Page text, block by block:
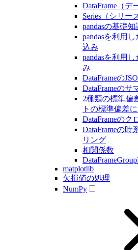
DataFrame（デ
Series（シリー
pandasの基礎知
pandasを利用
込み
pandasを利用
み
DataFrameの
DataFrameのサ
2種類の標準偏
トの標準偏差
DataFrameのク
DataFrameの時
リング
相関係数
matplotlib
欠損値の処理
NumPy